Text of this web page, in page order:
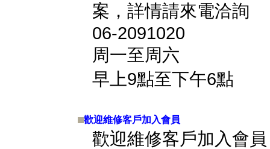
案，詳情請來電洽詢
06-2091020
周一至周六
早上9點至下午6點
歡迎維修客戶加入會員
歡迎維修客戶加入會員